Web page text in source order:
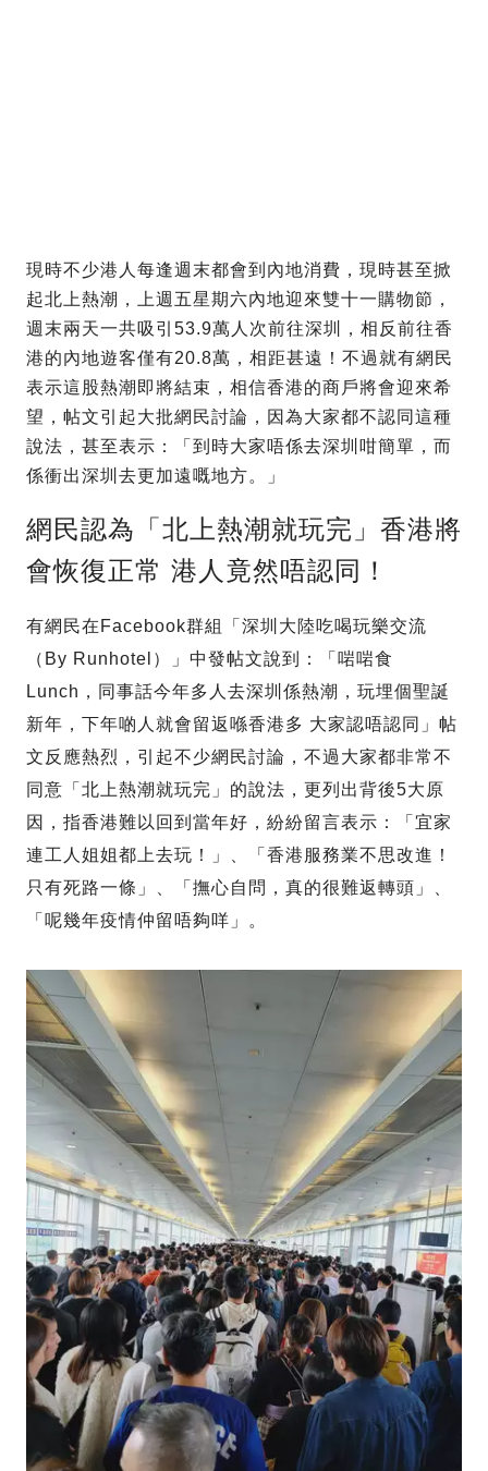
現時不少港人每逢週末都會到內地消費，現時甚至掀
起北上熱潮，上週五星期六內地迎來雙十一購物節，
週末兩天一共吸引53.9萬人次前往深圳，相反前往香
港的內地遊客僅有20.8萬，相距甚遠！不過就有網民
表示這股熱潮即將結束，相信香港的商戶將會迎來希
望，帖文引起大批網民討論，因為大家都不認同這種
說法，甚至表示：「到時大家唔係去深圳咁簡單，而
係衝出深圳去更加遠嘅地方。」
網民認為「北上熱潮就玩完」香港將
會恢復正常 港人竟然唔認同！
有網民在Facebook群組「深圳大陸吃喝玩樂交流
（By Runhotel）」中發帖文說到：「啱啱食
Lunch，同事話今年多人去深圳係熱潮，玩埋個聖誕
新年，下年啲人就會留返喺香港多 大家認唔認同」帖
文反應熱烈，引起不少網民討論，不過大家都非常不
同意「北上熱潮就玩完」的說法，更列出背後5大原
因，指香港難以回到當年好，紛紛留言表示：「宜家
連工人姐姐都上去玩！」、「香港服務業不思改進！
只有死路一條」、「撫心自問，真的很難返轉頭」、
「呢幾年疫情仲留唔夠咩」。